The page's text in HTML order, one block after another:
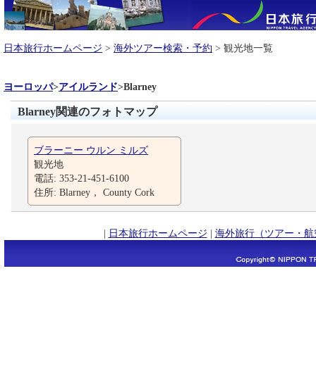
日本旅行ホームページ > 海外ツアー検索・予約 > 観光地一覧
ヨーロッパ>アイルランド>Blarney
Blarney関連のフォトマップ
ブラーニー ウルン ミルズ
観光地
電話: 353-21-451-6100
住所: Blarney， County Cork
| 日本旅行ホームページ | 海外旅行（ツアー・航